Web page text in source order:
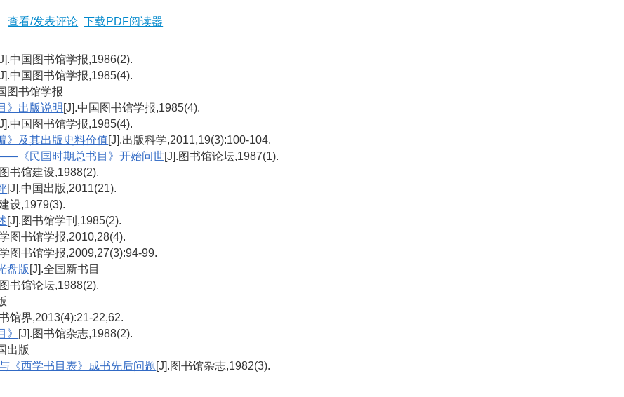
查看/发表评论 下载PDF阅读器
中国图书馆学报,1986(2).
中国图书馆学报,1985(4).
图书馆学报
》出版说明 [J].中国图书馆学报,1985(4).
中国图书馆学报,1985(4).
》及其出版史料价值[J].出版科学,2011,19(3):100-104.
《民国时期总书目》开始问世[J].图书馆论坛,1987(1).
书馆建设,1988(2).
[J].中国出版,2011(21).
设,1979(3).
[J].图书馆学刊,1985(2).
图书馆学报,2010,28(4).
图书馆学报,2009,27(3):94-99.
盘版 [J].全国新书目
书馆论坛,1988(2).
馆界,2013(4):21-22,62.
[J].图书馆杂志,1988(2).
出版
《西学书目表》成书先后问题[J].图书馆杂志,1982(3).